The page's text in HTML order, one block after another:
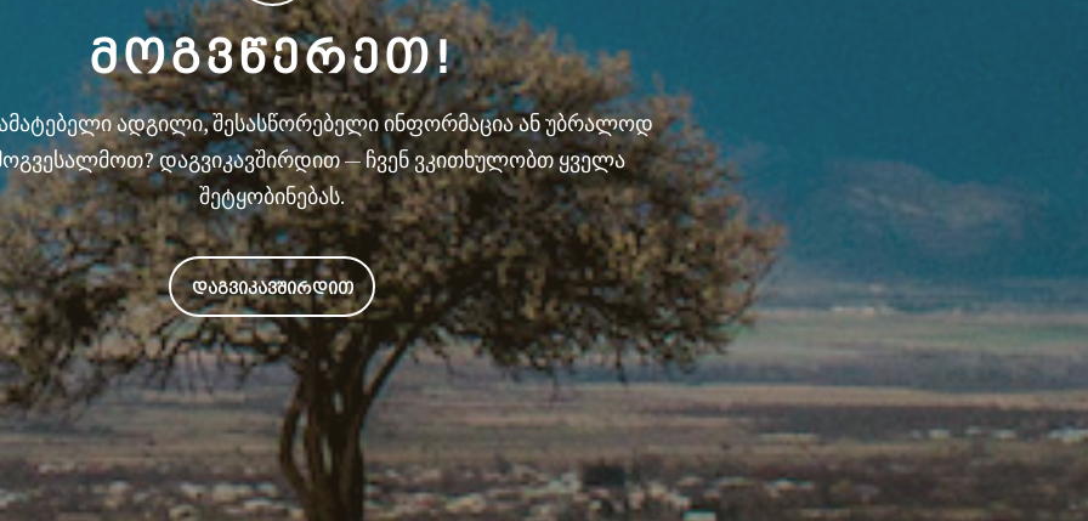
ᲛᲝᲒᲕᲬᲔᲠᲔᲗ!
ადგილი, შესასწორებელი ინფორმაცია ან უბრალოდ
დაგვიკავშირდით — ჩვენ ვკითხულობთ ყველა
შეტყობინებას.
ᲓᲐᲒᲕᲘᲙᲐᲕᲨᲘᲠᲓᲘᲗ